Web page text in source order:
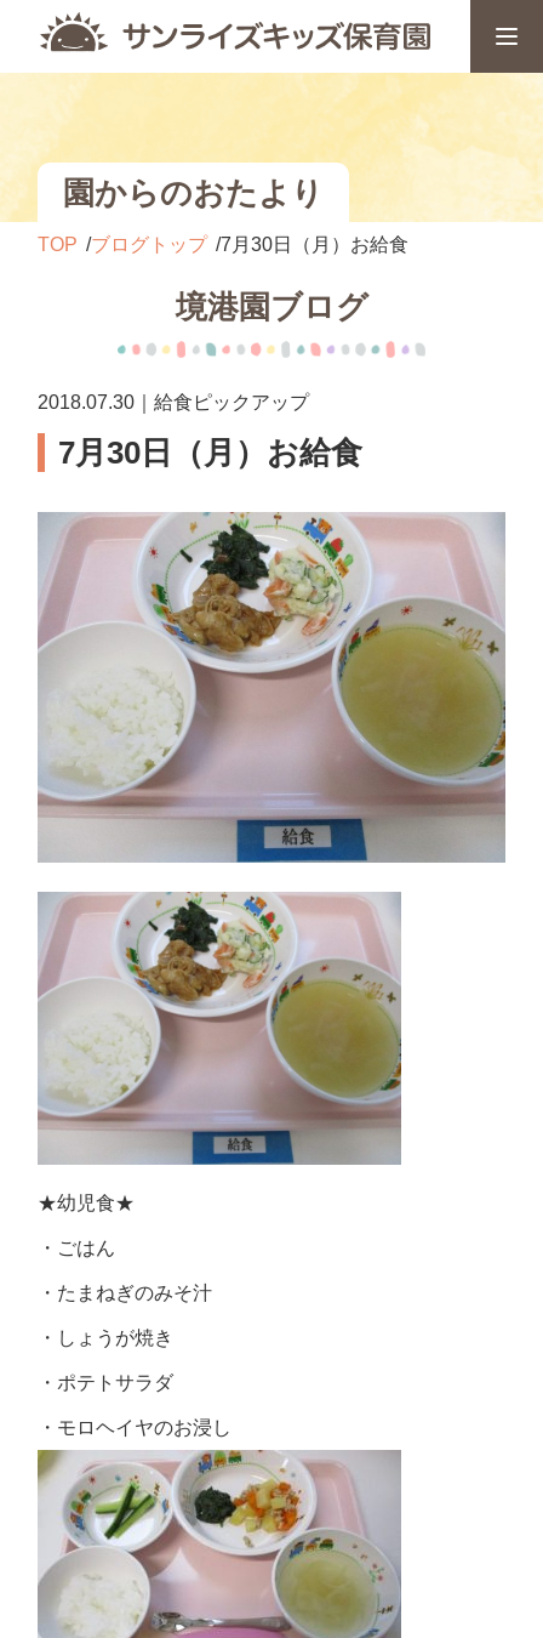
園からのおたより
TOP ブログトップ 7月30日（月）お給食
境港園ブログ
2018.07.30｜給食ピックアップ
7月30日（月）お給食
★幼児食★
・ごはん
・たまねぎのみそ汁
・しょうが焼き
・ポテトサラダ
・モロヘイヤのお浸し